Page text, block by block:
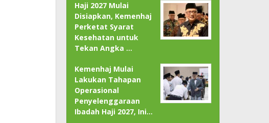
Haji 2027 Mulai
Disiapkan, Kemenhaj
Perketat Syarat
Kesehatan untuk
Tekan Angka …
Kemenhaj Mulai
Lakukan Tahapan
Operasional
Penyelenggaraan
Ibadah Haji 2027, Ini…